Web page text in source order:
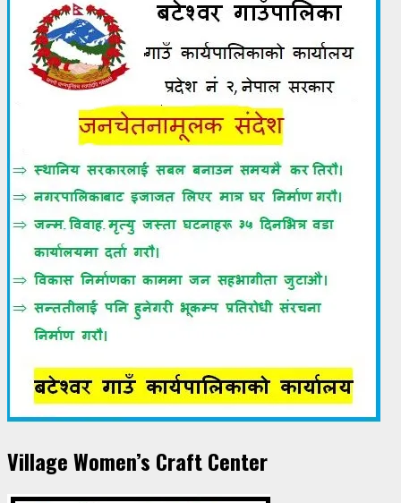
Village Women’s Craft Center